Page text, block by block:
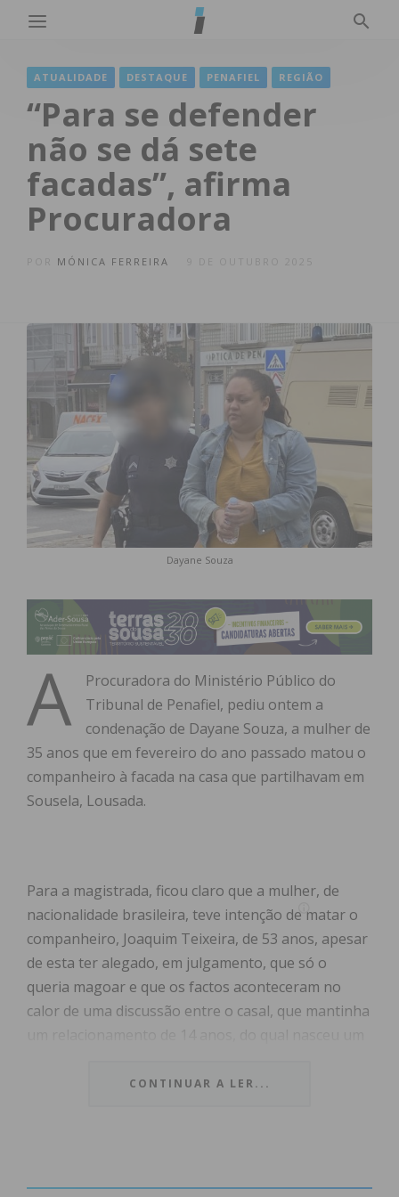
ATUALIDADE DESTAQUE PENAFIEL REGIÃO
“Para se defender
não se dá sete
facadas”, afirma
Procuradora
MÓNICA FERREIRA 9 DE OUTUBRO 2025
Dayane Souza
A
Procuradora do Ministério Público do
Tribunal de Penafiel, pediu ontem a
condenação de Dayane Souza, a mulher de
35 anos que em fevereiro do ano passado matou o
companheiro à facada na casa que partilhavam em
Sousela, Lousada.
Para a magistrada, ficou claro que a mulher, de
nacionalidade brasileira, teve intenção de matar o
companheiro, Joaquim Teixeira, de 53 anos, apesar
de esta ter alegado, em julgamento, que só o
queria magoar e que os factos aconteceram no
calor de uma discussão entre o casal, que mantinha
da arguida. “Não foi uma lesão, foram sete, havia
CONTINUAR A LER...